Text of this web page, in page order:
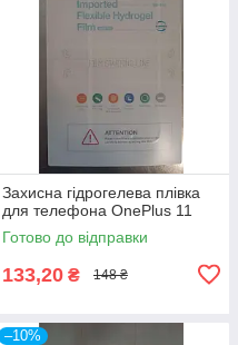
Захисна гідрогелева плівка
для телефона OnePlus 11
Готово до відправки
133,20 ₴ 148 ₴
–10%